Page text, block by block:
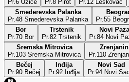
Pr.6 Užice
Pr.8 Pirot
Pr.12 Leskovac
Smederevska Palanka
Pr.48 Smederevska Palanka
Pr.55
Bor
Pr.70 Bor
Trstenik
Pr.82 Trstenik
Novi
Pr.84 Novi
Sremska Mitrovica
Pr.103 Sremska Mitrovica
Zrenjanin
Pr.110
Bečej
Pr.90 Bečej
Inđija
Pr.92 Inđija
Novi Sad
Pr.94 Novi